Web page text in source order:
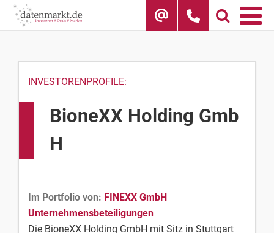
Skip
INVESTORENPROFILE:
BioneXX Holding Gmb
H
Im Portfolio von: FINEXX GmbH
Unternehmensbeteiligungen
Die BioneXX Holding GmbH mit Sitz in Stuttgart